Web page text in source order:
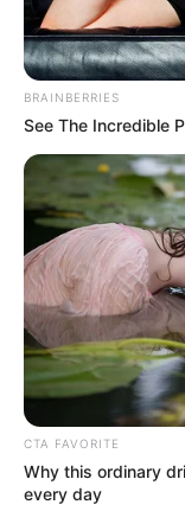
BRAINBERRIES
See The Incredible
CTA FAVORITE
Why this ordinary
every day